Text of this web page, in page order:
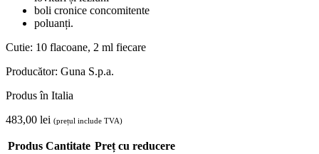
boli cronice concomitente
poluanți.
Cutie: 10 flacoane, 2 ml fiecare
Producător: Guna S.p.a.
Produs în Italia
483,00 lei (prețul include TVA)
Produs Cantitate Preț cu reducere